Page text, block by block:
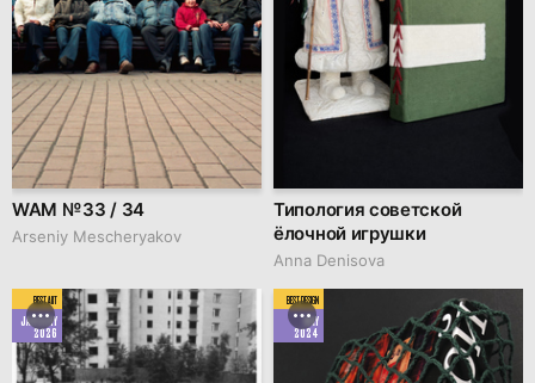
WAM № 33 / 34
Arseniy Mescheryakov
Типология советской
ёлочной игрушки
Anna Denisova
BEST ART
JANUARY
2026
BEST DESIGN
MAY
2024